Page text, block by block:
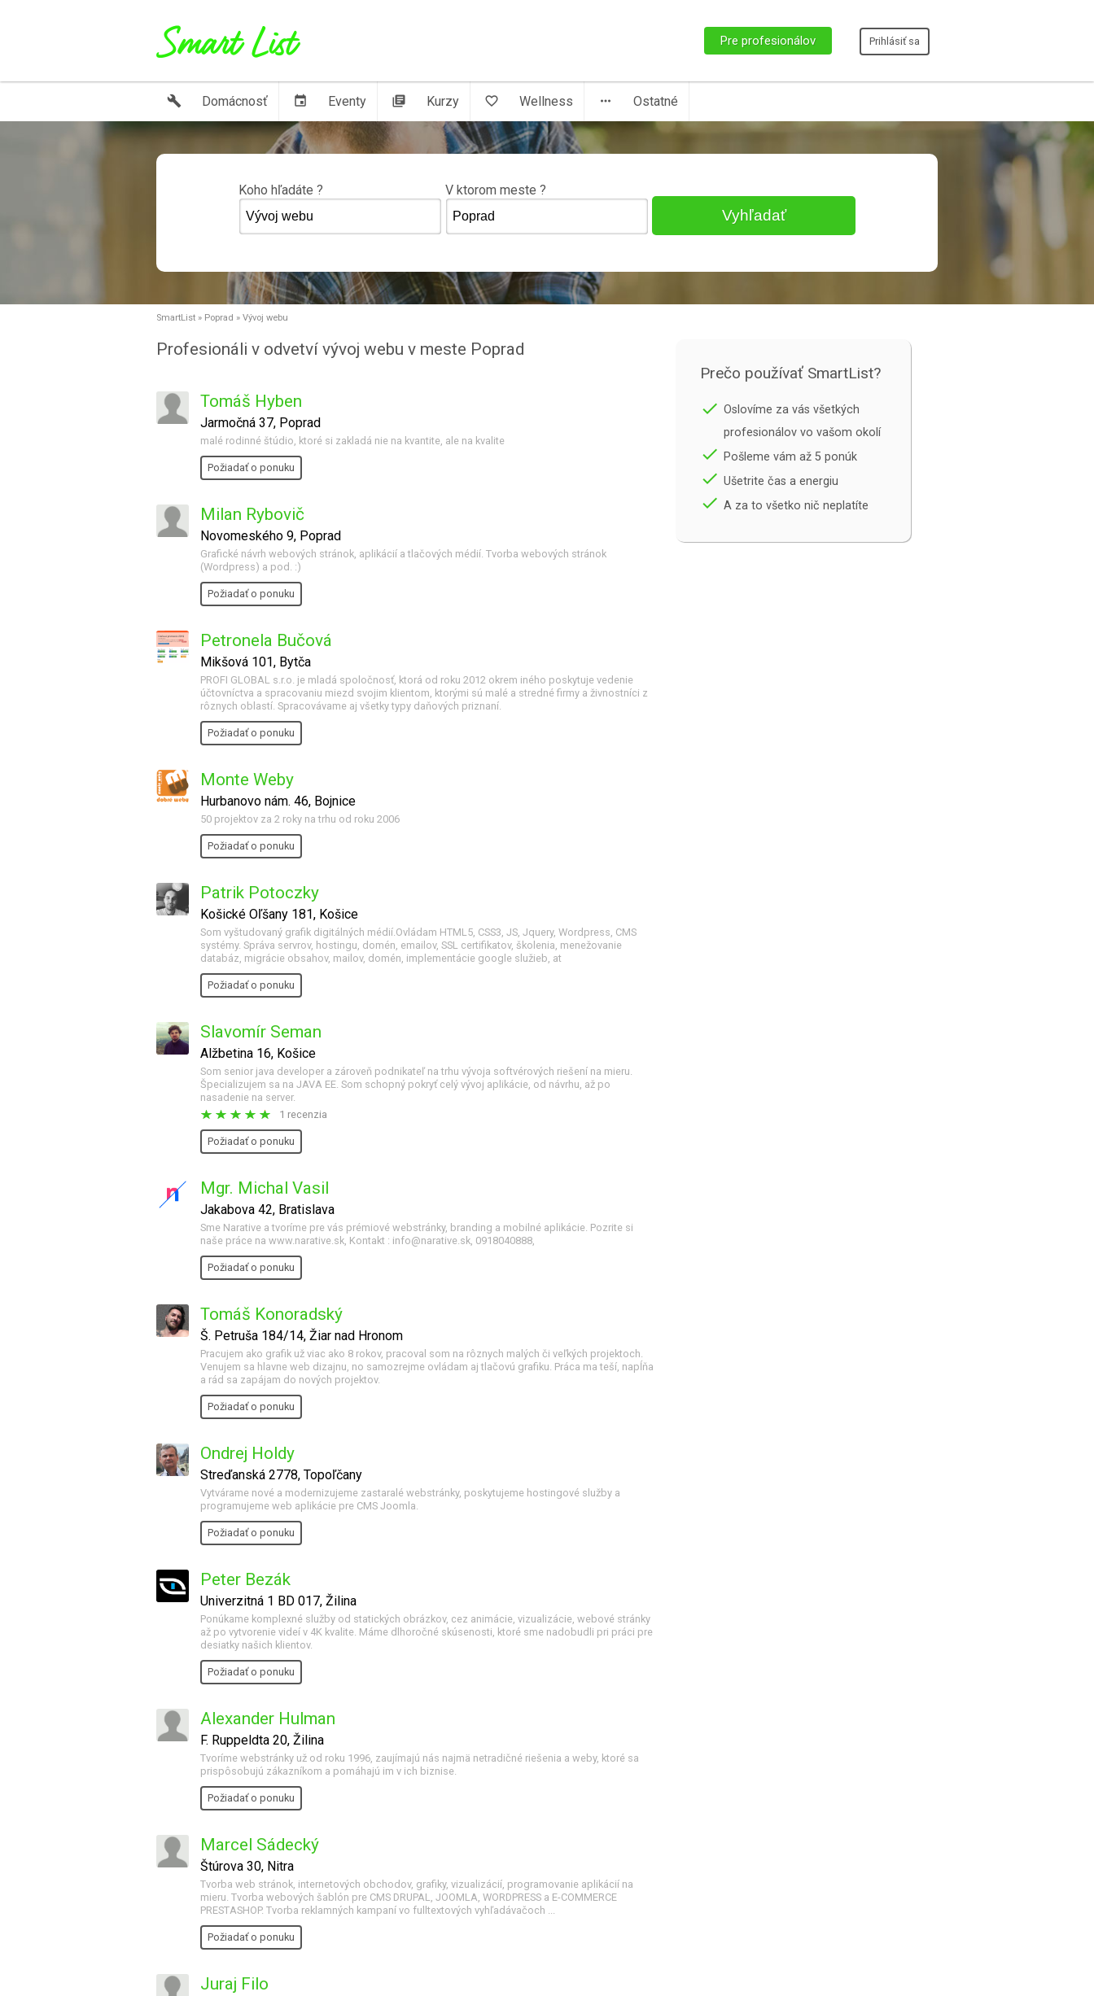
Pre profesionálov Prihlásiť sa
build Domácnosť event Eventy library_books Kurzy favorite_border Wellness more_horiz Ostatné
Koho hľadáte ? V ktorom meste ?
SmartList » Poprad » Vývoj webu
Profesionáli v odvetví vývoj webu v meste Poprad
Tomáš Hyben
Jarmočná 37, Poprad
malé rodinné štúdio, ktoré si zakladá nie na kvantite, ale na kvalite
Požiadať o ponuku
Milan Rybovič
Novomeského 9, Poprad
Grafické návrh webových stránok, aplikácií a tlačových médií. Tvorba webových stránok
(Wordpress) a pod. :)
Požiadať o ponuku
Petronela Bučová
Mikšová 101, Bytča
PROFI GLOBAL s.r.o. je mladá spoločnosť, ktorá od roku 2012 okrem iného poskytuje vedenie
účtovníctva a spracovaniu miezd svojim klientom, ktorými sú malé a stredné firmy a živnostníci z
rôznych oblastí. Spracovávame aj všetky typy daňových priznaní.
Požiadať o ponuku
Monte Weby
Hurbanovo nám. 46, Bojnice
50 projektov za 2 roky na trhu od roku 2006
Požiadať o ponuku
Patrik Potoczky
Košické Oľšany 181, Košice
Som vyštudovaný grafik digitálných médií.Ovládam HTML5, CSS3, JS, Jquery, Wordpress, CMS
systémy. Správa servrov, hostingu, domén, emailov, SSL certifikatov, školenia, menežovanie
databáz, migrácie obsahov, mailov, domén, implementácie google služieb, at
Požiadať o ponuku
Slavomír Seman
Alžbetina 16, Košice
Som senior java developer a zároveň podnikateľ na trhu vývoja softvérových riešení na mieru.
Špecializujem sa na JAVA EE. Som schopný pokryť celý vývoj aplikácie, od návrhu, až po
nasadenie na server.
1 recenzia
Požiadať o ponuku
Mgr. Michal Vasil
Jakabova 42, Bratislava
Sme Narative a tvoríme pre vás prémiové webstránky, branding a mobilné aplikácie. Pozrite si
naše práce na www.narative.sk, Kontakt : info@narative.sk, 0918040888,
Požiadať o ponuku
Tomáš Konoradský
Š. Petruša 184/14, Žiar nad Hronom
Pracujem ako grafik už viac ako 8 rokov, pracoval som na rôznych malých či veľkých projektoch.
Venujem sa hlavne web dizajnu, no samozrejme ovládam aj tlačovú grafiku. Práca ma teší, napĺňa
a rád sa zapájam do nových projektov.
Požiadať o ponuku
Ondrej Holdy
Streďanská 2778, Topoľčany
Vytvárame nové a modernizujeme zastaralé webstránky, poskytujeme hostingové služby a
programujeme web aplikácie pre CMS Joomla.
Požiadať o ponuku
Peter Bezák
Univerzitná 1 BD 017, Žilina
Ponúkame komplexné služby od statických obrázkov, cez animácie, vizualizácie, webové stránky
až po vytvorenie videí v 4K kvalite. Máme dlhoročné skúsenosti, ktoré sme nadobudli pri práci pre
desiatky našich klientov.
Požiadať o ponuku
Alexander Hulman
F. Ruppeldta 20, Žilina
Tvoríme webstránky už od roku 1996, zaujímajú nás najmä netradičné riešenia a weby, ktoré sa
prispôsobujú zákazníkom a pomáhajú im v ich biznise.
Požiadať o ponuku
Marcel Sádecký
Štúrova 30, Nitra
Tvorba web stránok, internetových obchodov, grafiky, vizualizácií, programovanie aplikácií na
mieru. Tvorba webových šablón pre CMS DRUPAL, JOOMLA, WORDPRESS a E-COMMERCE
PRESTASHOP. Tvorba reklamných kampaní vo fulltextových vyhľadávačoch ...
Požiadať o ponuku
Juraj Filo
Prečo používať SmartList?
done Oslovíme za vás všetkých
profesionálov vo vašom okolí
done Pošleme vám až 5 ponúk
done Ušetrite čas a energiu
done A za to všetko nič neplatíte